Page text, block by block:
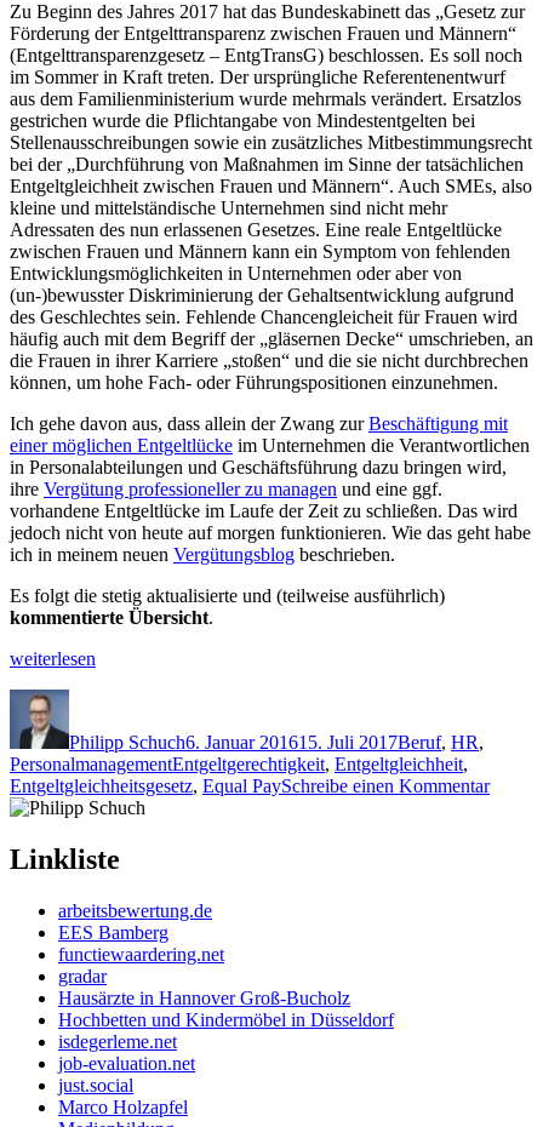
Zu Beginn des Jahres 2017 hat das Bundeskabinett das „Gesetz zur
Förderung der Entgelttransparenz zwischen Frauen und Männern“
(Entgelttransparenzgesetz – EntgTransG) beschlossen. Es soll noch
im Sommer in Kraft treten. Der ursprüngliche Referentenentwurf
aus dem Familienministerium wurde mehrmals verändert. Ersatzlos
gestrichen wurde die Pflichtangabe von Mindestentgelten bei
Stellenausschreibungen sowie ein zusätzliches Mitbestimmungsrecht
bei der „Durchführung von Maßnahmen im Sinne der tatsächlichen
Entgeltgleichheit zwischen Frauen und Männern“. Auch SMEs, also
kleine und mittelständische Unternehmen sind nicht mehr
Adressaten des nun erlassenen Gesetzes. Eine reale Entgeltlücke
zwischen Frauen und Männern kann ein Symptom von fehlenden
Entwicklungsmöglichkeiten in Unternehmen oder aber von
(un-)bewusster Diskriminierung der Gehaltsentwicklung aufgrund
des Geschlechtes sein. Fehlende Chancengleicheit für Frauen wird
häufig auch mit dem Begriff der „gläsernen Decke“ umschrieben, an
die Frauen in ihrer Karriere „stoßen“ und die sie nicht durchbrechen
können, um hohe Fach- oder Führungspositionen einzunehmen.
Ich gehe davon aus, dass allein der Zwang zurBeschäftigung mit
einer möglichen Entgeltlücke im Unternehmen die Verantwortlichen
in Personalabteilungen und Geschäftsführung dazu bringen wird,
ihre Vergütung professioneller zu managen und eine ggf.
vorhandene Entgeltlücke im Laufe der Zeit zu schließen. Das wird
jedoch nicht von heute auf morgen funktionieren. Wie das geht habe
ich in meinem neuen Vergütungsblog beschrieben.
Es folgt die stetig aktualisierte und (teilweise ausführlich)
kommentierte Übersicht.
„Übersicht
EntgTransG
(Entgeltgleichheitsgesetz)
Deutschland“
weiterlesen
Autor
Philipp Schuch6. Januar 201615. Juli 2017Beruf, HR,
PersonalmanagementSchlagwörter
Entgeltgerechtigkeit, Entgeltgleichheit,
Entgeltgleichheitsgesetz, Equal PaySchreibe einen Kommentarzu
Linkliste
arbeitsbewertung.de
EES Bamberg
functiewaardering.net
gradar
Hausärzte in Hannover Groß-Bucholz
Hochbetten und Kindermöbel in Düsseldorf
isdegerleme.net
job-evaluation.net
just.social
Marco Holzapfel